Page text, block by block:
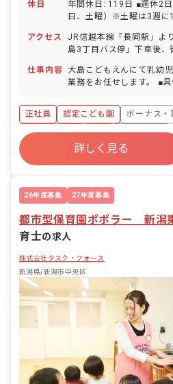
休日
年間休日: 119日 ■週休2日制（日曜、祝
日、土曜）※土曜は3週
日～1月3日） ■有給休暇
／1時間単位から取得可能
休も可能） ■産前産後・
は法令順守／取得実績あ
方が多く、お子様の体調不
る遅刻・早退・欠勤の相談
アクセス
JR信越本線「長岡駅」よ
島3丁目バス停」下車後、徒歩
り）
仕事内容
大島こどもえんにて乳幼
業務をお任せします。 ■具体的な仕事内
子どもたちへの体育、音楽
との連絡、相談 ・バス添
※1年目は複数担任のクラ
め、焦らず自分のペース
いけます
正社員 認定こども園
ボーナス・
社会保険完備
有給
退職金制度
昇給昇進あり
産休
詳しく見る
26年度募集 27年度募集
都市型保育園ポポラー 新潟
育士の求人
株式会社タスク・フォース
新潟県/新潟市中央区